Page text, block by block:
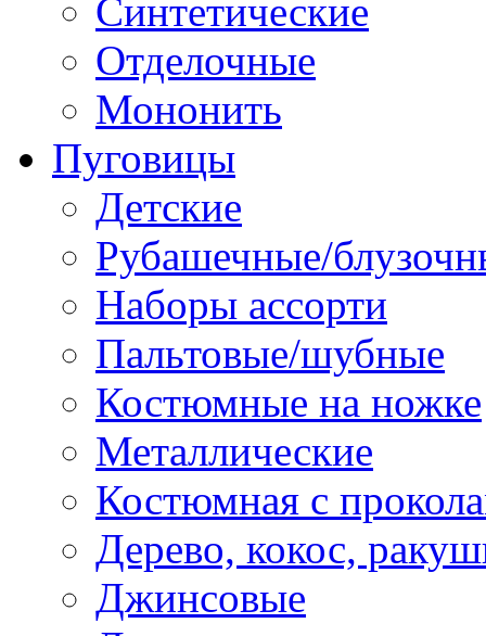
Синтетические
Отделочные
Мононить
Пуговицы
Детские
Рубашечные/
Наборы ассорти
Пальтовые/шубные
Костюмные на ножке
Металлические
Костюмная с
Дерево, кокос,
Джинсовые